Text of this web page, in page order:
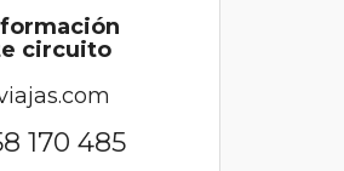
circuito
170 485